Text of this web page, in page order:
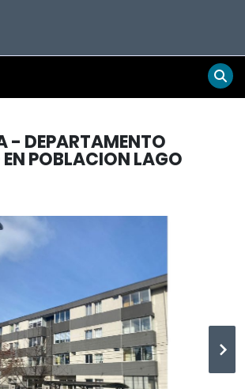
- DEPARTAMENTO
POBLACION LAGO